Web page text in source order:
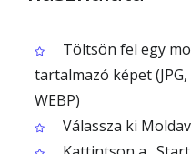
Töltsön fel egy
tartalmazó képet (JPG,
WEBP)
Válassza ki